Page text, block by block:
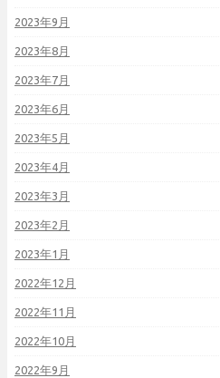
2023年9月
2023年8月
2023年7月
2023年6月
2023年5月
2023年4月
2023年3月
2023年2月
2023年1月
2022年12月
2022年11月
2022年10月
2022年9月